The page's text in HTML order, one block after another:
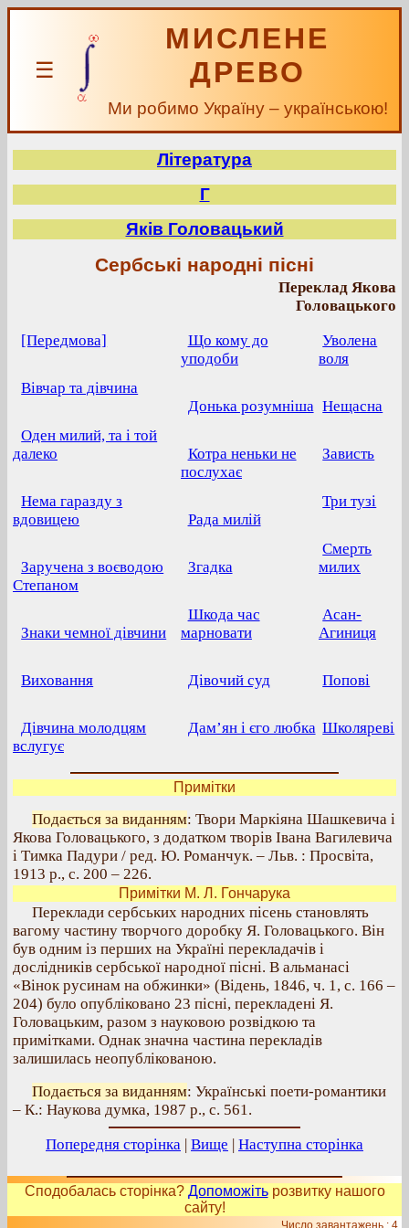
☰
МИСЛЕНЕ
ДРЕВО
Ми робимо Україну – українською!
Література
Г
Яків Головацький
Сербські народні пісні
Переклад Якова
Головацького
[Передмова]
Вівчар та дівчина
Оден милий, та і той
далеко
Нема гаразду з
вдовицею
Заручена з воєводою
Степаном
Знаки чемної дівчини
Виховання
Дівчина молодцям
вслугує
Що кому до
уподоби
Донька розумніша
Котра неньки не
послухає
Рада милій
Згадка
Шкода час
марновати
Дівочий суд
Дам’ян і єго любка
Уволена
воля
Нещасна
Зависть
Три тузі
Смерть
милих
Асан-
Агиниця
Попові
Школяреві
Примітки
Подається за виданням: Твори Маркіяна Шашкевича і
Якова Головацького, з додатком творів Івана Вагилевича
і Тимка Падури / ред. Ю. Романчук. – Льв. : Просвіта,
1913 р., с. 200 – 226.
Примітки М. Л. Гончарука
Переклади сербських народних пісень становлять
вагому частину творчого доробку Я. Головацького. Він
був одним із перших на Україні перекладачів і
дослідників сербської народної пісні. В альманасі
«Вінок русинам на обжинки» (Відень, 1846, ч. 1, с. 166 –
204) було опубліковано 23 пісні, перекладені Я.
Головацьким, разом з науковою розвідкою та
примітками. Однак значна частина перекладів
залишилась неопублікованою.
Подається за виданням: Українські поети-романтики
– К.: Наукова думка, 1987 р., с. 561.
Попередня сторінка | Вище | Наступна сторінка
Сподобалась сторінка? Допоможітьрозвитку нашого
сайту!
Число завантажень : 4